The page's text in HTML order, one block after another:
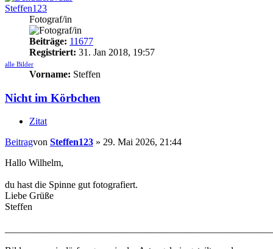
Steffen123
Fotograf/in
Beiträge: 11677
Registriert: 31. Jan 2018, 19:57
alle Bilder
Vorname: Steffen
Nicht im Körbchen
Zitat
Beitragvon Steffen123 » 29. Mai 2026, 21:44
Hallo Wilhelm,
du hast die Spinne gut fotografiert.
Liebe Grüße
Steffen